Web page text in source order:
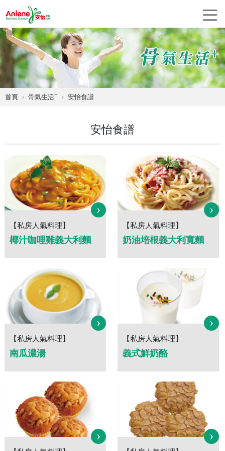
首頁 骨氣生活+ 安怡食譜
安怡食譜
›
【私房人氣料理】
椰汁咖哩雞義大利麵
›
【私房人氣料理】
奶油培根義大利寬麵
›
【私房人氣料理】
南瓜濃湯
›
【私房人氣料理】
義式鮮奶酪
› ›